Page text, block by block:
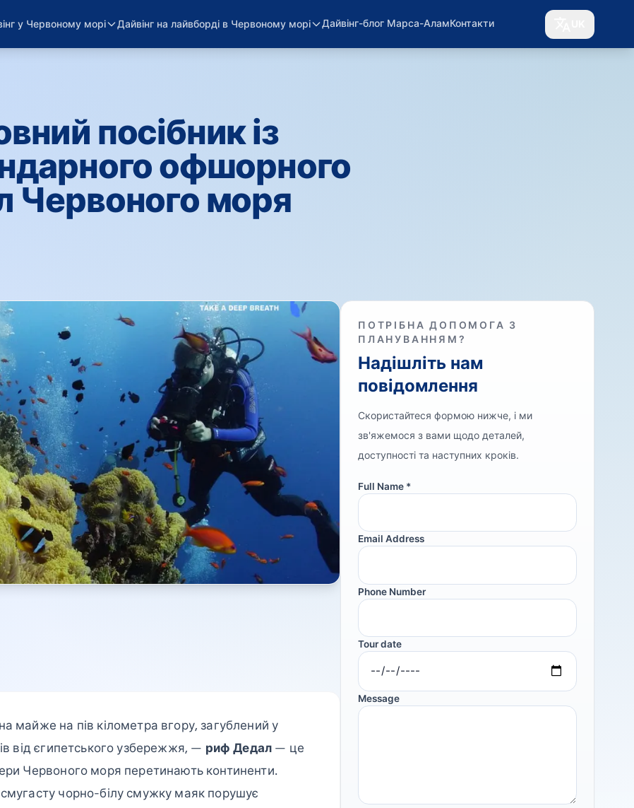
у Червоному морі Дайвінг на лайвборді в Червоному морі Дайвінг-блог Марса-АламКонтакти
посібник із
офшорного
Червоного моря
майже на пів кілометра вгору, загублений у
від єгипетського узбережжя, — риф Дедал — це
Червоного моря перетинають континенти.
чорно-білу смужку маяк порушує
ПОТРІБНА ДОПОМОГА З
ПЛАНУВАННЯМ?
Надішліть нам
повідомлення
Скористайтеся формою нижче, і ми
зв'яжемося з вами щодо деталей,
доступності та наступних кроків.
Full Name *
Email Address
Phone Number
Tour date
Message